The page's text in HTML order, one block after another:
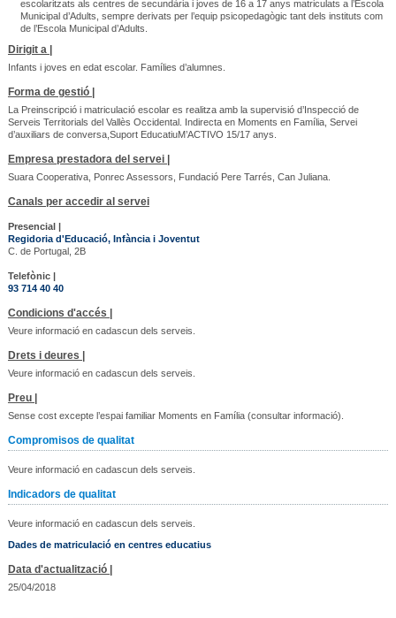
escolaritzats als centres de secundària i joves de 16 a 17 anys matriculats a l’Escola
Municipal d’Adults, sempre derivats per l’equip psicopedagògic tant dels instituts com
de l’Escola Municipal d’Adults.
Dirigit a |
Infants i joves en edat escolar. Famílies d’alumnes.
Forma de gestió |
La Preinscripció i matriculació escolar es realitza amb la supervisió d’Inspecció de
Serveis Territorials del Vallès Occidental. Indirecta en Moments en Família, Servei
d’auxiliars de conversa,Suport EducatiuM’ACTIVO 15/17 anys.
Empresa prestadora del servei |
Suara Cooperativa, Ponrec Assessors, Fundació Pere Tarrés, Can Juliana.
Canals per accedir al servei
Presencial |
Regidoria d'Educació, Infància i Joventut
C. de Portugal, 2B
Telefònic |
93 714 40 40
Condicions d'accés |
Veure informació en cadascun dels serveis.
Drets i deures |
Veure informació en cadascun dels serveis.
Preu |
Sense cost excepte l’espai familiar Moments en Família (consultar informació).
Compromisos de qualitat
Veure informació en cadascun dels serveis.
Indicadors de qualitat
Veure informació en cadascun dels serveis.
Dades de matriculació en centres educatius
Data d'actualització |
25/04/2018